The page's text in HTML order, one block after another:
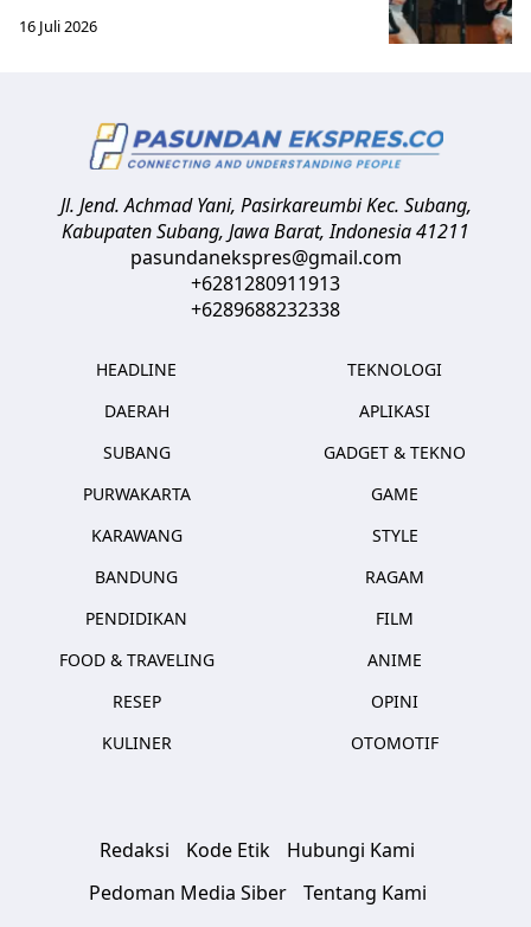
16 Juli 2026
Jl. Jend. Achmad Yani, Pasirkareumbi Kec. Subang,
Kabupaten Subang, Jawa Barat,Indonesia41211
pasundanekspres@gmail.com
+6281280911913
+6289688232338
HEADLINE
DAERAH
SUBANG
PURWAKARTA
KARAWANG
BANDUNG
PENDIDIKAN
FOOD & TRAVELING
RESEP
KULINER
TEKNOLOGI
APLIKASI
GADGET & TEKNO
GAME
STYLE
RAGAM
FILM
ANIME
OPINI
OTOMOTIF
Redaksi Kode Etik
Hubungi Kami
Pedoman Media Siber
Tentang Kami